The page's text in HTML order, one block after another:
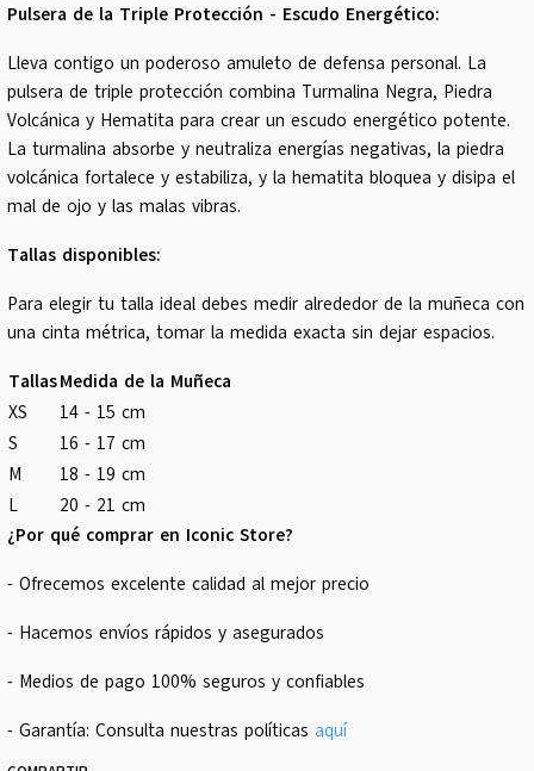
Pulsera de la Triple Protección - Escudo Energético:
Lleva contigo un poderoso amuleto de defensa personal. La
pulsera de triple protección combina Turmalina Negra, Piedra
Volcánica y Hematita para crear un escudo energético potente.
La turmalina absorbe y neutraliza energías negativas, la piedra
volcánica fortalece y estabiliza, y la hematita bloquea y disipa el
mal de ojo y las malas vibras.
Tallas disponibles:
Para elegir tu talla ideal debes medir alrededor de la muñeca con
una cinta métrica, tomar la medida exacta sin dejar espacios.
TallasMedida de la Muñeca
XS
14 - 15 cm
S
16 - 17 cm
M
18 - 19 cm
L
20 - 21 cm
¿Por qué comprar en Iconic Store?
- Ofrecemos excelente calidad al mejor precio
- Hacemos envíos rápidos y asegurados
- Medios de pago 100% seguros y confiables
- Garantía: Consulta nuestras políticas aquí